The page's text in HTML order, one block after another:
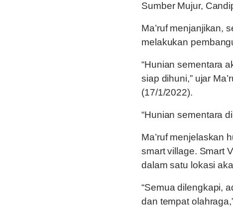
Sumber Mujur,
Ma’ruf menjanjikan,
melakukan
“Hunian sementara
siap dihuni,” ujar
(17/1/2022).
“Hunian sementara
Ma’ruf menjelaskan
smart village. Smart
dalam satu lokasi
“Semua dilengkapi,
dan tempat